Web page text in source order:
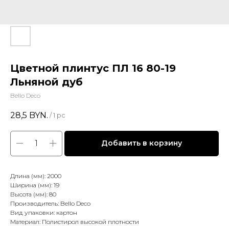
Цветной плинтус ПЛ 16 80-19
Льняной дуб
Bello Deco
28,5 BYN. / 1 pc
Добавить в корзину
Длина (мм): 2000
Ширина (мм): 19
Высота (мм): 80
Производитель: Bello Deco
Вид упаковки: картон
Материал: Полистирол высокой плотности